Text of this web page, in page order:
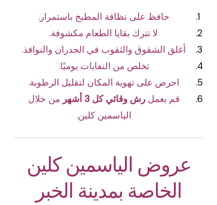
حافظ على نظافة المطبخ باستمرار.
لا تترك بقايا الطعام مكشوفة.
أغلق الشقوق والثقوب في الجدران والنوافذ.
تخلص من النفايات يوميًا.
احرص على تهوية المكان لتقليل الرطوبة.
قم بعملرش وقائي كل 3 أشهر
من خلال
الياسمين كلين.
عروض الياسمين كلين
الخاصة بمدينة الخبر